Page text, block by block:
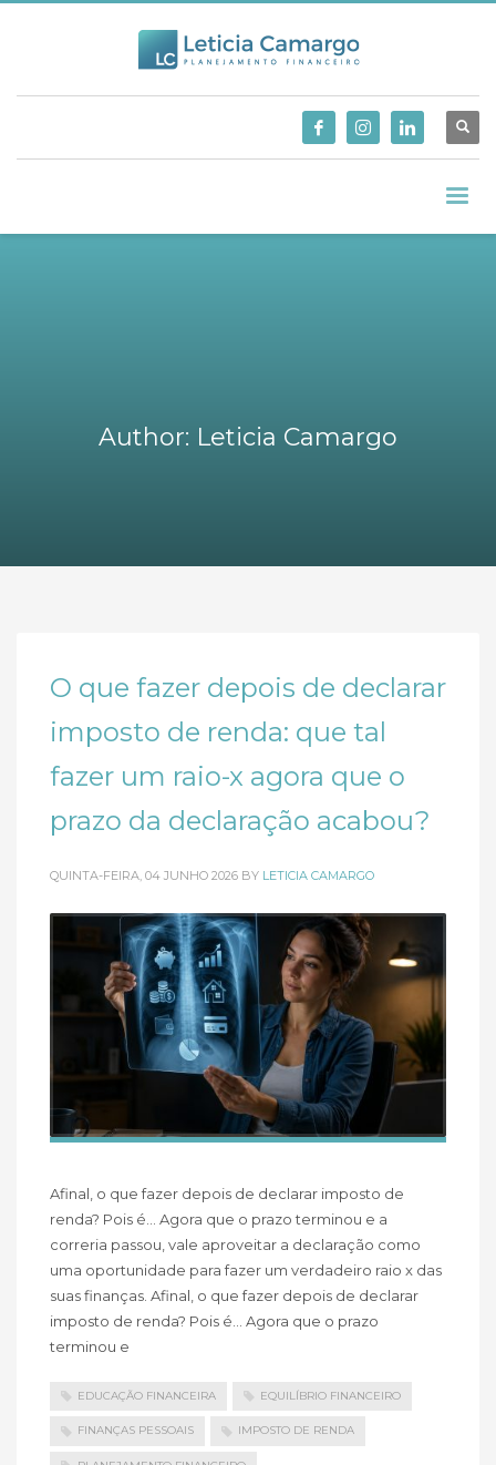
Author: Leticia Camargo
O que fazer depois de declarar
imposto de renda: que tal
fazer um raio-x agora que o
prazo da declaração acabou?
QUINTA-FEIRA, 04 JUNHO 2026 BY LETICIA CAMARGO
Afinal, o que fazer depois de declarar imposto de
renda? Pois é… Agora que o prazo terminou e a
correria passou, vale aproveitar a declaração como
uma oportunidade para fazer um verdadeiro raio x das
suas finanças. Afinal, o que fazer depois de declarar
imposto de renda? Pois é… Agora que o prazo
terminou e
EDUCAÇÃO FINANCEIRA EQUILÍBRIO FINANCEIRO
FINANÇAS PESSOAIS IMPOSTO DE RENDA